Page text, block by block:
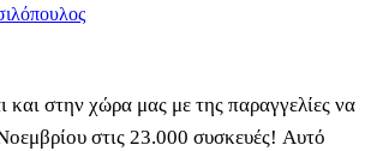
και στην χώρα μας με της παραγγελίες να
στις 23.000 συσκευές! Aυτό